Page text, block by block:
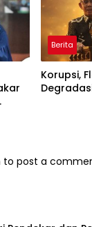
Berita
Korupsi,
Degradasi
to post a